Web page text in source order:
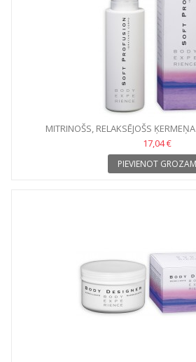
MITRINOŠS, RELAKSĒJOŠS
17,04 €
PIEVIENOT GROZAM